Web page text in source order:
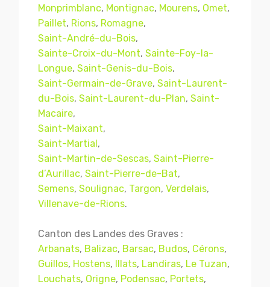
Monprimblanc, Montignac, Mourens, Omet,
Paillet, Rions, Romagne,
Saint-André-du-Bois,
Sainte-Croix-du-Mont, Sainte-Foy-la-
Longue, Saint-Genis-du-Bois,
Saint-Germain-de-Grave, Saint-Laurent-
du-Bois, Saint-Laurent-du-Plan, Saint-
Macaire,
Saint-Maixant,
Saint-Martial ,
Saint-Martin-de-Sescas, Saint-Pierre-
d’Aurillac, Saint-Pierre-de-Bat,
Semens, Soulignac, Targon, Verdelais,
Villenave-de-Rions.
Canton des Landes des Graves :
Arbanats, Balizac, Barsac, Budos, Cérons,
Guillos, Hostens, Illats, Landiras, Le Tuzan,
Louchats, Origne, Podensac, Portets,